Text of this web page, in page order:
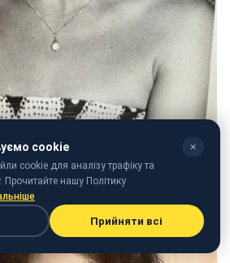
(фото:
cookie ✕
cookie для аналізу трафіку та
Прочитайте нашу Політику
Прийняти всі